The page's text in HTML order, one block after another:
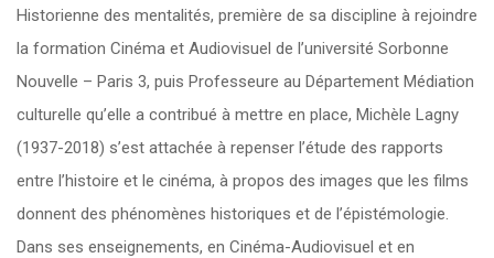
Historienne des mentalités, première de sa discipline à rejoindre
la formation Cinéma et Audiovisuel de l’université Sorbonne
Nouvelle – Paris 3, puis Professeure au Département Médiation
culturelle qu’elle a contribué à mettre en place, Michèle Lagny
(1937-2018) s’est attachée à repenser l’étude des rapports
entre l’histoire et le cinéma, à propos des images que les films
donnent des phénomènes historiques et de l’épistémologie.
Dans ses enseignements, en Cinéma-Audiovisuel et en